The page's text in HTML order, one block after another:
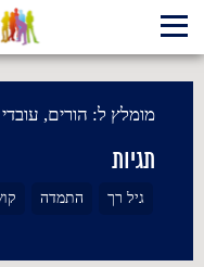
מומלץ ל: הורים,
תגיות
גיל רך התמדה